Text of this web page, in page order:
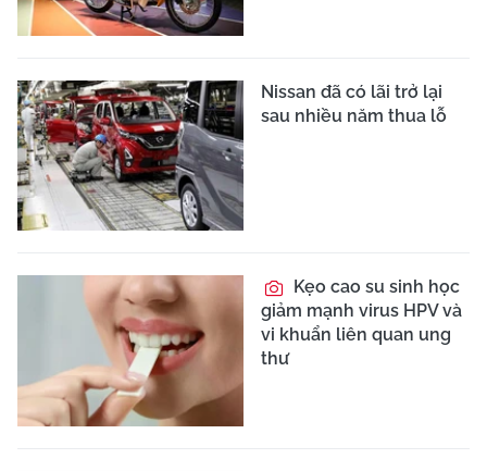
Nissan đã có lãi trở lại
sau nhiều năm thua lỗ
Kẹo cao su sinh học
giảm mạnh virus HPV và
vi khuẩn liên quan ung
thư